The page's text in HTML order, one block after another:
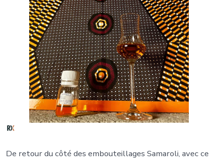
De retour du côté des embouteillages Samaroli, avec ce